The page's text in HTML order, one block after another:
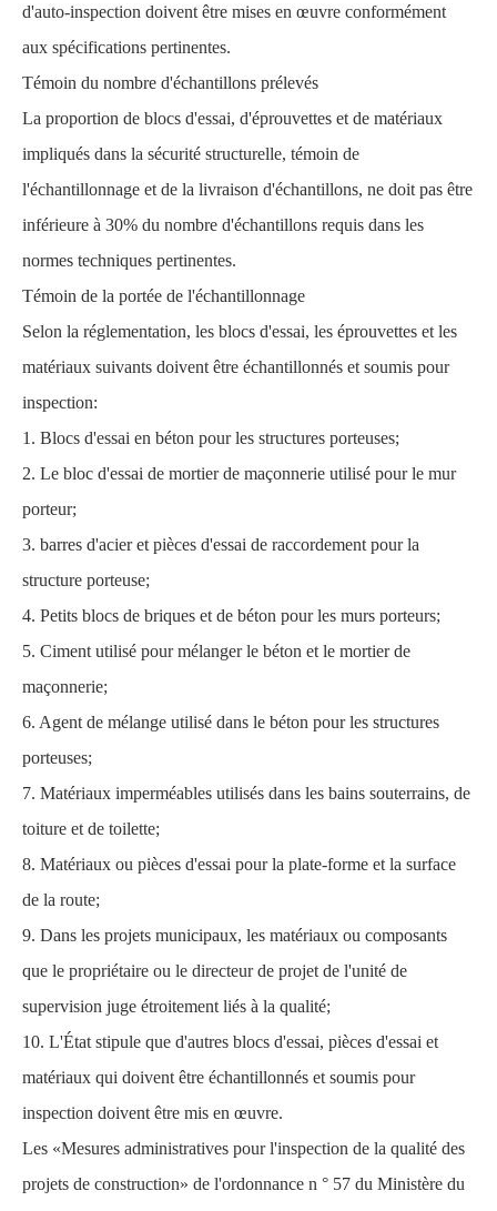
d'auto-inspection doivent être mises en œuvre conformément
aux spécifications pertinentes.
Témoin du nombre d'échantillons prélevés
La proportion de blocs d'essai, d'éprouvettes et de matériaux
impliqués dans la sécurité structurelle, témoin de
l'échantillonnage et de la livraison d'échantillons, ne doit pas être
inférieure à 30% du nombre d'échantillons requis dans les
normes techniques pertinentes.
Témoin de la portée de l'échantillonnage
Selon la réglementation, les blocs d'essai, les éprouvettes et les
matériaux suivants doivent être échantillonnés et soumis pour
inspection:
1. Blocs d'essai en béton pour les structures porteuses;
2. Le bloc d'essai de mortier de maçonnerie utilisé pour le mur
porteur;
3. barres d'acier et pièces d'essai de raccordement pour la
structure porteuse;
4. Petits blocs de briques et de béton pour les murs porteurs;
5. Ciment utilisé pour mélanger le béton et le mortier de
maçonnerie;
6. Agent de mélange utilisé dans le béton pour les structures
porteuses;
7. Matériaux imperméables utilisés dans les bains souterrains, de
toiture et de toilette;
8. Matériaux ou pièces d'essai pour la plate-forme et la surface
de la route;
9. Dans les projets municipaux, les matériaux ou composants
que le propriétaire ou le directeur de projet de l'unité de
supervision juge étroitement liés à la qualité;
10. L'État stipule que d'autres blocs d'essai, pièces d'essai et
matériaux qui doivent être échantillonnés et soumis pour
inspection doivent être mis en œuvre.
Les «Mesures administratives pour l'inspection de la qualité des
projets de construction» de l'ordonnance n ° 57 du Ministère du